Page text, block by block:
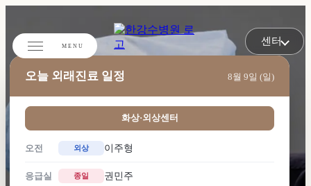
오늘 외래진료 일정 8월 9일 (일)
화상·외상센터
오전 외상 이주형
응급실 종일 권민주
센터